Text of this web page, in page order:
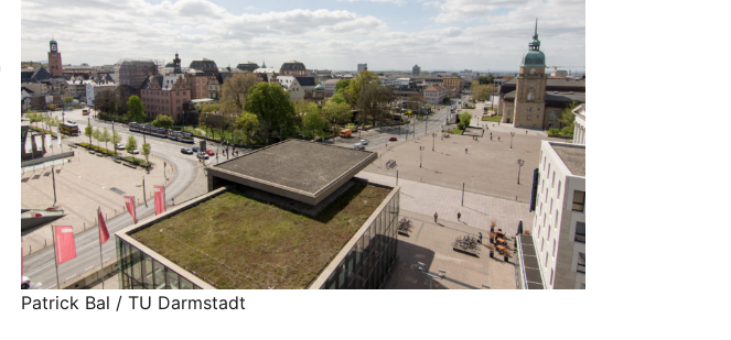
Patrick Bal / TU Darmstadt